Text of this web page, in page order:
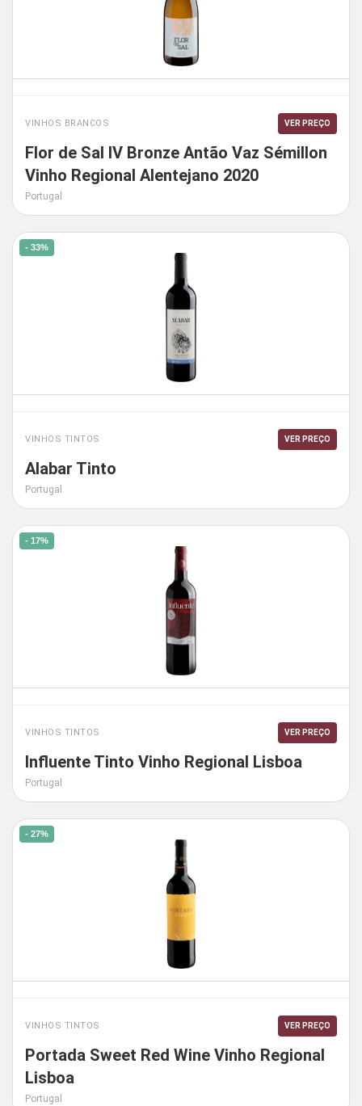
VINHOS BRANCOS VER PREÇO
Flor de Sal IV Bronze Antão Vaz Sémillon
Vinho Regional Alentejano 2020
Portugal
- 33%
VINHOS TINTOS VER PREÇO
Alabar Tinto
Portugal
- 17%
VINHOS TINTOS VER PREÇO
Influente Tinto Vinho Regional Lisboa
Portugal
- 27%
VINHOS TINTOS VER PREÇO
Portada Sweet Red Wine Vinho Regional
Lisboa
Portugal